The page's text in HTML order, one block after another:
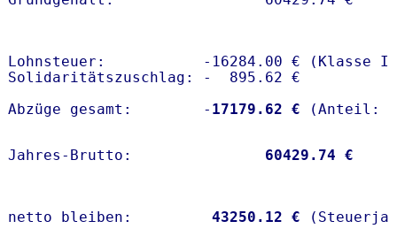
Lohnsteuer:           -16284.00 € (Klasse I)
Solidaritätszuschlag: -  895.62 €
Abzüge gesamt:        - 17179.62 €
Jahres-Brutto: 60429.74 €
netto bleiben: 43250.12 €